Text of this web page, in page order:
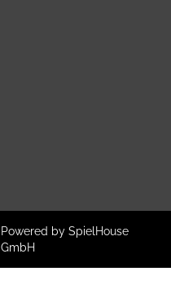
Powered by SpielHouse
GmbH